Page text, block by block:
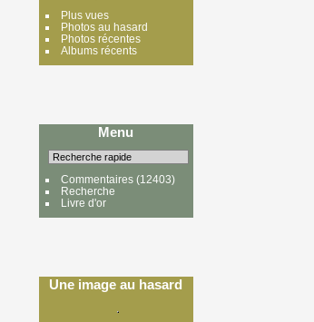
Plus vues
Photos au hasard
Photos récentes
Albums récents
Menu
Commentaires(12403)
Recherche
Livre d'or
Une image au hasard